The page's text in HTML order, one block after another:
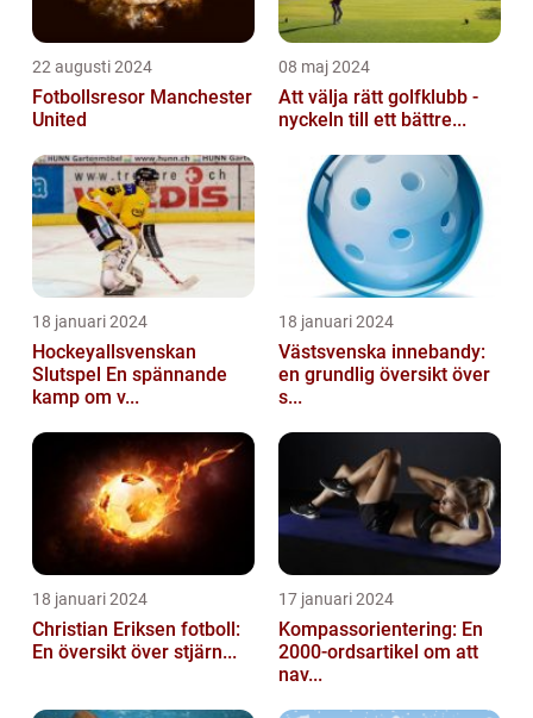
22 augusti 2024
Fotbollsresor Manchester
United
08 maj 2024
Att välja rätt golfklubb -
nyckeln till ett bättre...
18 januari 2024
Hockeyallsvenskan
Slutspel En spännande
kamp om v...
18 januari 2024
Västsvenska innebandy:
en grundlig översikt över
s...
18 januari 2024
Christian Eriksen fotboll:
En översikt över stjärn...
17 januari 2024
Kompassorientering: En
2000-ordsartikel om att
nav...